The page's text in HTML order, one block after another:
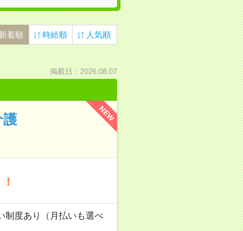
新着順 時給順 人気順
掲載日：2026.08.07
NEW
護
度あり（月払いも選べ